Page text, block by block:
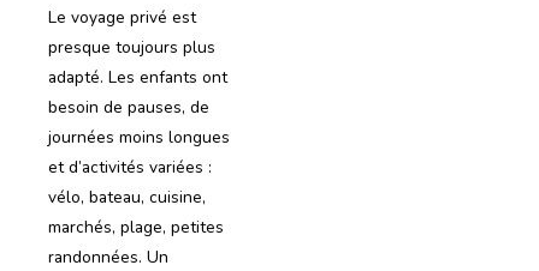
Le voyage privé est
presque toujours plus
adapté. Les enfants ont
besoin de pauses, de
journées moins longues
et d’activités variées :
vélo, bateau, cuisine,
marchés, plage, petites
randonnées. Un